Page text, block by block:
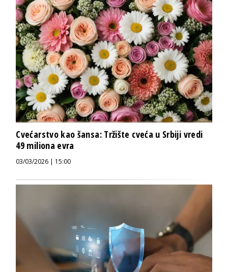
Cvećarstvo kao šansa: Tržište cveća u Srbiji vredi
49 miliona evra
03/03/2026 | 15:00